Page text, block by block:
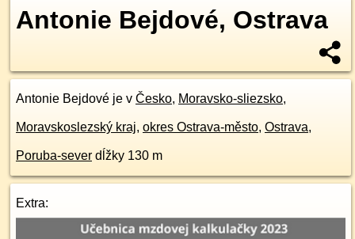
Antonie Bejdové, Ostrava
Antonie Bejdové je v Česko, Moravsko-sliezsko,
Moravskoslezský kraj, okres Ostrava-město, Ostrava,
Poruba-sever dĺžky 130 m
Extra: